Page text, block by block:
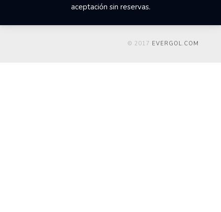
aceptación sin reservas.
© 2017 EVERGOL.COM